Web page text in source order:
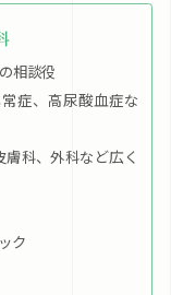
相談役
症、高尿酸血症な
科、外科など広く
ク